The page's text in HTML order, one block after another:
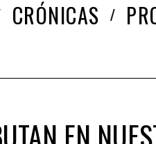
CRÓNICAS
EN